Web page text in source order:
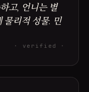
고, 언니는 별
물리적 성물. 민
· verified ·